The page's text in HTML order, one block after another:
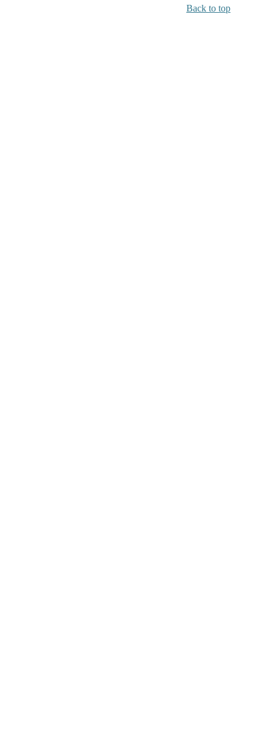
Back to top